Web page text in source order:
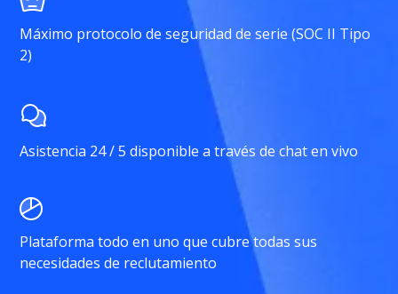
Máximo protocolo de seguridad de serie (SOC II Tipo
2)
Asistencia 24 / 5 disponible a través de chat en vivo
Plataforma todo en uno que cubre todas sus
necesidades de reclutamiento